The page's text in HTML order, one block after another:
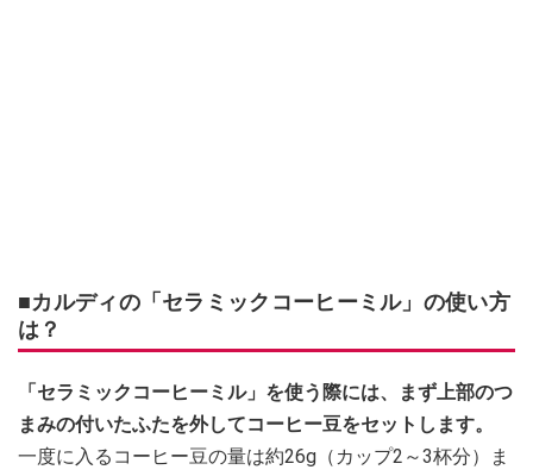
■カルディの「セラミックコーヒーミル」の使い方
は？
「セラミックコーヒーミル」を使う際には、まず上部のつ
まみの付いたふたを外してコーヒー豆をセットします。
一度に入るコーヒー豆の量は約26g（カップ2～3杯分）ま